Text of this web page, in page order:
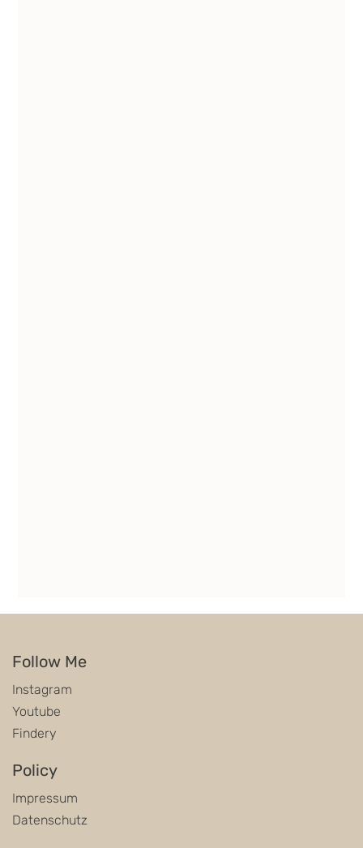
Follow Me
Instagram
Youtube
Findery
Policy
Impressum
Datenschutz